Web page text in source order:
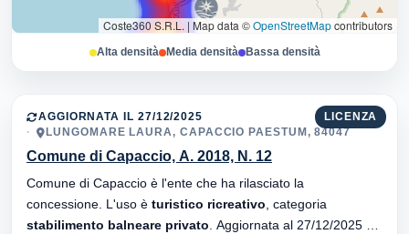
Coste360 S.R.L. | Map data ©OpenStreetMapcontributors
Alta densità Media densità Bassa densità
LICENZA
AGGIORNATA IL 27/12/2025
LUNGOMARE LAURA, CAPACCIO PAESTUM, 84047
Comune di Capaccio, A. 2018, N. 12
Comune di Capaccio è l'ente che ha rilasciato la
concessione. L'uso è turistico ricreativo , categoria
stabilimento balneare privato